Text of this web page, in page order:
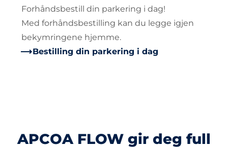
Forhåndsbestill din parkering i dag!
Med forhåndsbestilling kan du legge igjen
bekymringene hjemme.
Bestilling din parkering i dag
APCOA FLOW gir deg full